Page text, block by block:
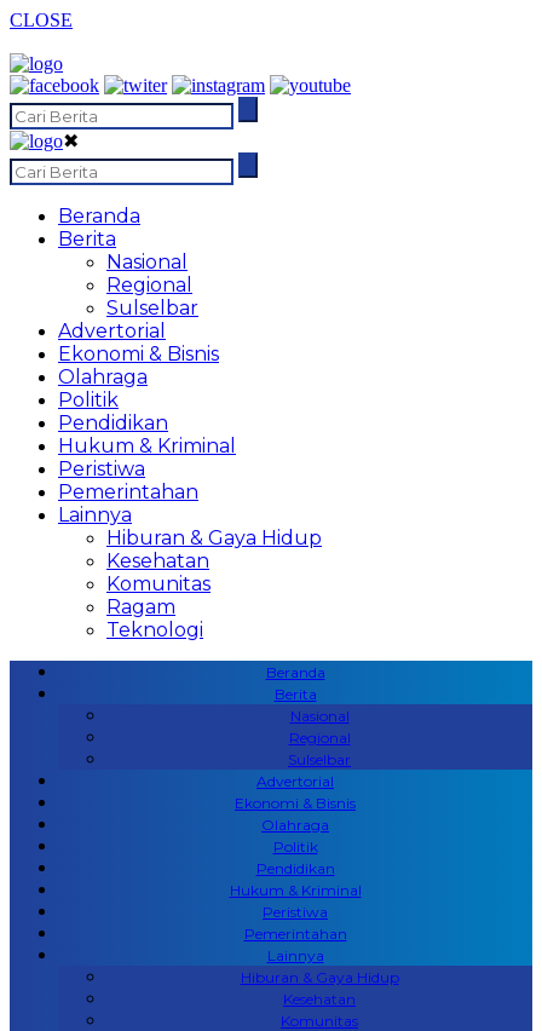
CLOSE
✖
Beranda
Berita
Nasional
Regional
Sulselbar
Advertorial
Ekonomi & Bisnis
Olahraga
Politik
Pendidikan
Hukum & Kriminal
Peristiwa
Pemerintahan
Lainnya
Hiburan & Gaya Hidup
Kesehatan
Komunitas
Ragam
Teknologi
Beranda
Berita
Nasional
Regional
Sulselbar
Advertorial
Ekonomi & Bisnis
Olahraga
Politik
Pendidikan
Hukum & Kriminal
Peristiwa
Pemerintahan
Lainnya
Hiburan & Gaya Hidup
Kesehatan
Komunitas